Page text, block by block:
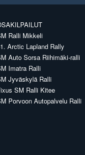
Ralli Mikkeli
Arctic Lapland Rally
Auto Sorsa Riihimäki-ralli
Imatra Ralli
Jyväskylä Ralli
SM Ralli Kitee
Porvoon Autopalvelu Ralli